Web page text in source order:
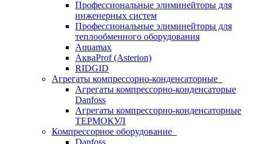
Профессиональные элиминейторы для
инженерных систем
Профессиональные элиминейторы для
теплообменного оборудования
Aquamax
АкваProf (Asterion)
RIDGID
Агрегаты компрессорно-конденсаторные
Агрегаты компрессорно-конденсаторые
Danfoss
Агрегаты компрессорно-конденсаторные
ТЕРМОКУЛ
Компрессорное оборудование
Danfoss